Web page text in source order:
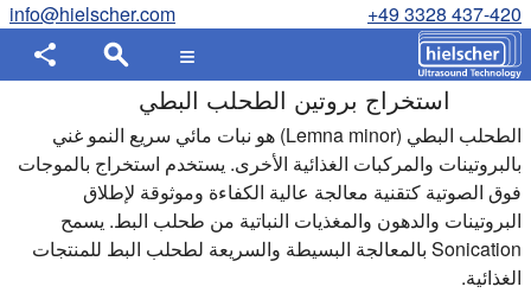
+49 3328 437-420
info@hielscher.com
استخراج بروتين الطحلب البطي
الطحلب البطي (Lemna minor) هو نبات مائي سريع النمو غني
بالبروتينات والمركبات الغذائية الأخرى. يستخدم استخراج بالموجات
فوق الصوتية كتقنية معالجة عالية الكفاءة وموثوقة لإطلاق
البروتينات والدهون والمغذيات النباتية من طحلب البط. يسمح
Sonication بالمعالجة البسيطة والسريعة لطحلب البط للمنتجات
الغذائية.